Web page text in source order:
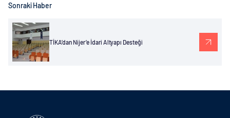
Sonraki Haber
TİKA’dan Nijer’e İdari Altyapı Desteği